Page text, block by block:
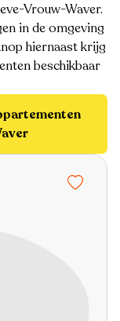
Vrouw-Waver.
in de omgeving
hiernaast krijg
beschikbaar